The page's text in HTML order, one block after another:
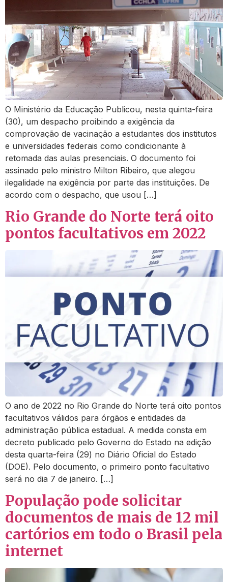
O Ministério da Educação Publicou, nesta quinta-feira
(30), um despacho proibindo a exigência da
comprovação de vacinação a estudantes dos institutos
e universidades federais como condicionante à
retomada das aulas presenciais. O documento foi
assinado pelo ministro Milton Ribeiro, que alegou
ilegalidade na exigência por parte das instituições. De
acordo com o despacho, que usou […]
Rio Grande do Norte terá oito
pontos facultativos em 2022
O ano de 2022 no Rio Grande do Norte terá oito pontos
facultativos válidos para órgãos e entidades da
administração pública estadual. A medida consta em
decreto publicado pelo Governo do Estado na edição
desta quarta-feira (29) no Diário Oficial do Estado
(DOE). Pelo documento, o primeiro ponto facultativo
será no dia 7 de janeiro. […]
População pode solicitar
documentos de mais de 12 mil
cartórios em todo o Brasil pela
internet